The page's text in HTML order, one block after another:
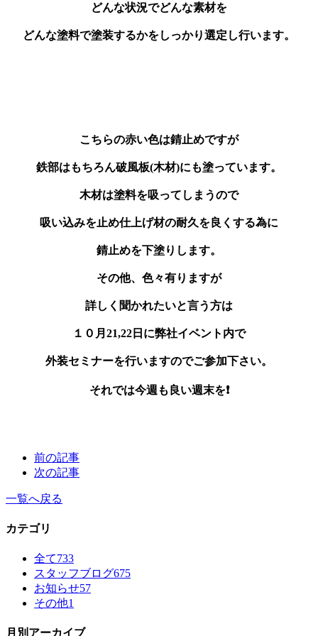
どんな状況でどんな素材を
どんな塗料で塗装するかをしっかり選定し行います。
こちらの赤い色は錆止めですが
鉄部はもちろん破風板(木材)にも塗っています。
木材は塗料を吸ってしまうので
吸い込みを止め仕上げ材の耐久を良くする為に
錆止めを下塗りします。
その他、色々有りますが
詳しく聞かれたいと言う方は
１０月21,22日に弊社イベント内で
外装セミナーを行いますのでご参加下さい。
それでは今週も良い週末を❗
前の記事
次の記事
一覧へ戻る
カテゴリ
全て733
スタッフブログ675
お知らせ57
その他1
月別アーカイブ